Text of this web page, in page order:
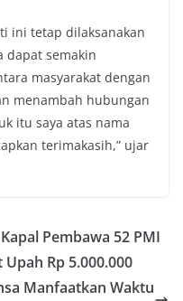
ini tetap dilaksanakan
dapat semakin
masyarakat dengan
menambah hubungan
itu saya atas nama
terimakasih,” ujar
Pembawa 52 PMI
Rp 5.000.000
Manfaatkan Waktu